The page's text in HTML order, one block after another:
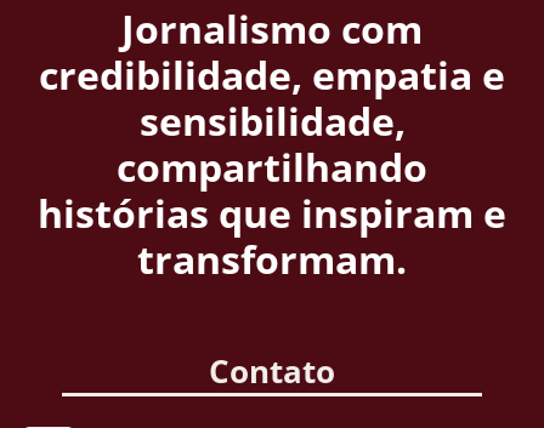
Jornalismo com
credibilidade, empatia e
sensibilidade,
compartilhando
histórias que inspiram e
transformam.
Contato